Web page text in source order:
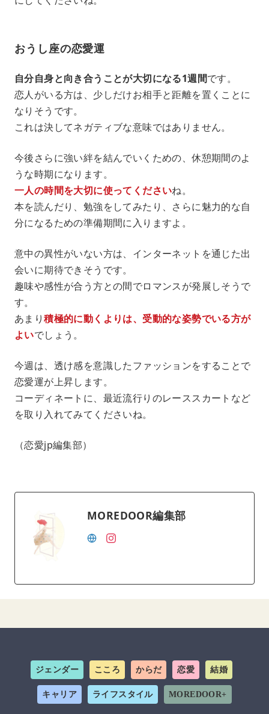
おうし座の恋愛運
自分自身と向き合うことが大切になる1週間です。
恋人がいる方は、少しだけお相手と距離を置くことに
なりそうです。
これは決してネガティブな意味ではありません。
今後さらに強い絆を結んでいくための、休憩期間のよ
うな時期になります。
一人の時間を大切に使ってくださいね。
本を読んだり、勉強をしてみたり、さらに魅力的な自
分になるための準備期間に入りますよ。
意中の異性がいない方は、インターネットを通じた出
会いに期待できそうです。
趣味や感性が合う方との間でロマンスが発展しそうで
す。
あまり積極的に動くよりは、受動的な姿勢でいる方が
よいでしょう。
今週は、透け感を意識したファッションをすることで
恋愛運が上昇します。
コーディネートに、最近流行りのレーススカートなど
を取り入れてみてくださいね。
（恋愛jp編集部）
MOREDOOR編集部
ジェンダー こころ からだ 恋愛 結婚
キャリア ライフスタイル MOREDOOR+